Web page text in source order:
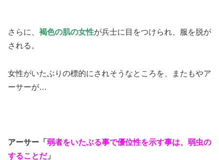
さらに、 褐色の肌の女性が兵士に目をつけられ、服を脱が
される。
女性がいたぶりの標的にされそうなところを、またもやア
ーサーが…
アーサー「 弱者をいたぶる事で優位性を示す事は、弱虫の
することだ」